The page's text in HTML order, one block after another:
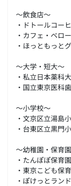
～飲食店～
・ドトールコー
・カフェ・ベ
・ほっともっと
～大学・短大～
・私立日本薬科
・国立東京医
～小学校～
・文京区立湯
・台東区立黒
～幼稚園・保育
・たんぽぽ保
・東京こども
・ぽけっとラ